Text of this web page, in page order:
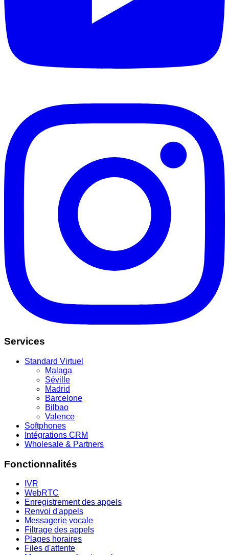
Services
Standard Virtuel
Malaga
Séville
Madrid
Barcelone
Bilbao
Valence
Softphones
Intégrations CRM
Wholesale & Partners
Fonctionnalités
IVR
WebRTC
Enregistrement des appels
Renvoi d'appels
Messagerie vocale
Filtrage des appels
Plages horaires
Files d'attente